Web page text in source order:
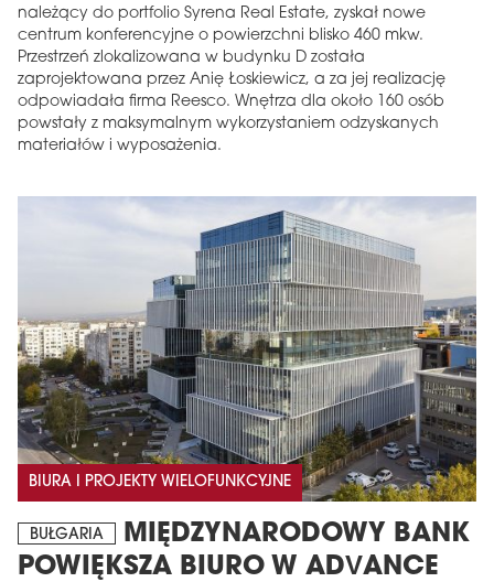
należący do portfolio Syrena Real Estate, zyskał nowe
centrum konferencyjne o powierzchni blisko 460 mkw.
Przestrzeń zlokalizowana w budynku D została
zaprojektowana przez Anię Łoskiewicz, a za jej realizację
odpowiadała firma Reesco. Wnętrza dla około 160 osób
powstały z maksymalnym wykorzystaniem odzyskanych
materiałów i wyposażenia.
BIURA I PROJEKTY WIELOFUNKCYJNE
BUŁGARIA
MIĘDZYNARODOWY BANK
POWIĘKSZA BIURO W ADVANCE